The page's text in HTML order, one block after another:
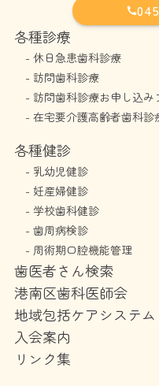
各種診療
- 休日急患歯科診療
- 訪問歯科診療
- 訪問歯科診療お申し込み
- 在宅要介護高齢者歯科診
各種健診
- 乳幼児健診
- 妊産婦健診
- 学校歯科健診
- 歯周病検診
- 周術期口腔機能管理
歯医者さん検索
港南区歯科医師会
地域包括ケアシステム
入会案内
リンク集